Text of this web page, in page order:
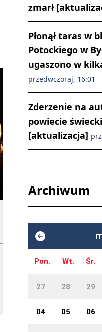
zmarł
Płonął taras w
Potockiego w
ugaszono w
przedwczoraj, 16:01
Zderzenie na
powiecie
[aktualizacja]
Archiwum
Pon. Wt. Śr.
27 28 29
04 05 06